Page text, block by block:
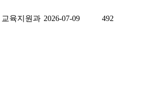
교육지원과 2026-07-09 492